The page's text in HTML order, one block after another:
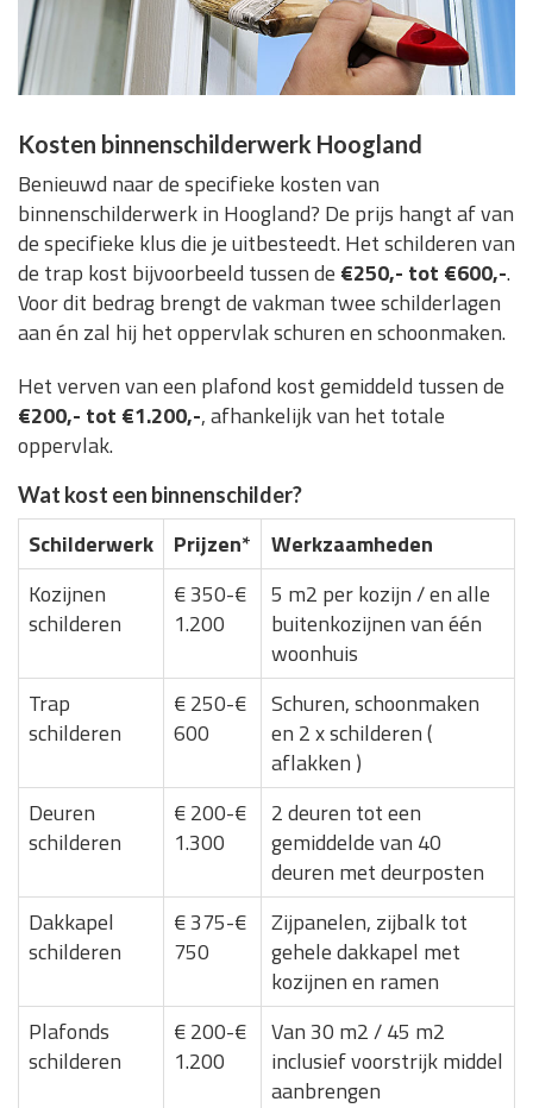
Kosten binnenschilderwerk Hoogland
Benieuwd naar de specifieke kosten van
binnenschilderwerk in Hoogland? De prijs hangt af van
de specifieke klus die je uitbesteedt. Het schilderen van
de trap kost bijvoorbeeld tussen de €250,- tot €600,-.
Voor dit bedrag brengt de vakman twee schilderlagen
aan én zal hij het oppervlak schuren en schoonmaken.
Het verven van een plafond kost gemiddeld tussen de
€200,- tot €1.200,-, afhankelijk van het totale
oppervlak.
Wat kost een binnenschilder?
Schilderwerk Prijzen*
Werkzaamheden
Kozijnen
schilderen
€ 350-€
1.200
5 m2 per kozijn / en alle
buitenkozijnen van één
woonhuis
Trap
schilderen
€ 250-€
600
Schuren, schoonmaken
en 2 x schilderen (
aflakken )
Deuren
schilderen
€ 200-€
1.300
2 deuren tot een
gemiddelde van 40
deuren met deurposten
Dakkapel
schilderen
€ 375-€
750
Zijpanelen, zijbalk tot
gehele dakkapel met
kozijnen en ramen
Plafonds
schilderen
€ 200-€
1.200
Van 30 m2 / 45 m2
inclusief voorstrijk middel
aanbrengen